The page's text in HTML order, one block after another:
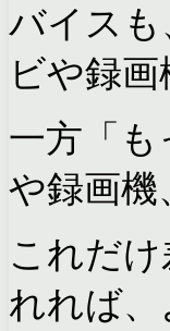
バイス
ビや録
一方「
や録画
これだ
れれば